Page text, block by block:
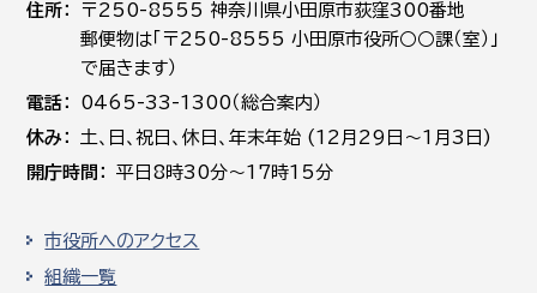
住所
〒250-8555 神奈川県小田原市荻窪300番地
郵便物は「〒250-8555 小田原市役所○○課（室）」
で届きます）
電話
0465-33-1300（総合案内）
休み
土､日､祝日、休日、年末年始 (12月29日～1月3日)
開庁時間
平日8時30分～17時15分
市役所へのアクセス
組織一覧